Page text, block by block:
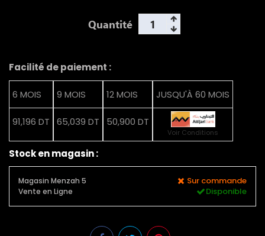
Quantité
Facilité de paiement :
6 MOIS
91,196 DT
9 MOIS
65,039 DT
12 MOIS
50,900 DT
JUSQU'À 60 MOIS
Voir Conditions
Stock en magasin :
Magasin Menzah 5 Sur commande
Vente en Ligne Disponible